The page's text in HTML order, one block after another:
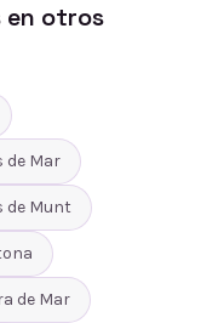
en otros
de Mar
de Munt
de Mar